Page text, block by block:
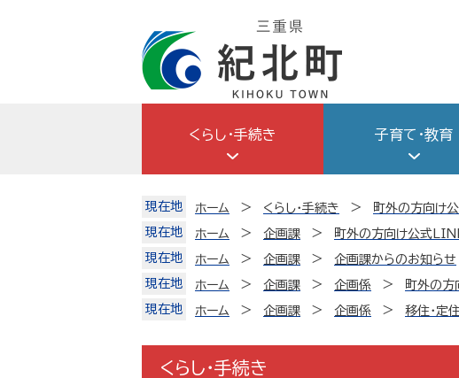
くらし・手続き 子育て・教育
現在地 ホーム くらし・手続き
町外の方向け
現在地
ホーム 企画課
町外の方向け公式
現在地
ホーム 企画課 企画課からのお知らせ
現在地
ホーム 企画課 企画係
町外の
現在地
ホーム 企画課 企画係 移住・定
くらし・手続き